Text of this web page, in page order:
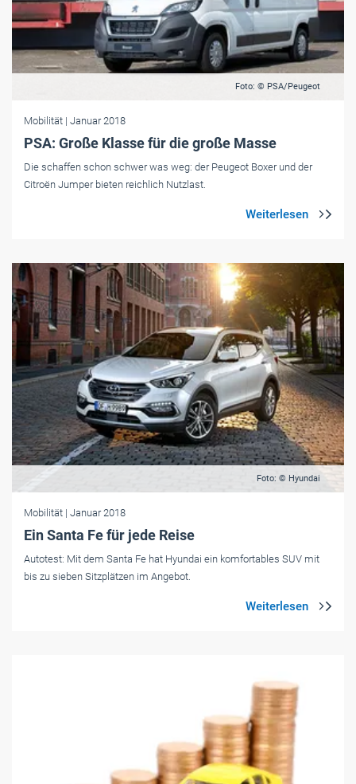
Foto: © PSA/Peugeot
Mobilität | Januar 2018
PSA: Große Klasse für die große Masse
Die schaffen schon schwer was weg: der Peugeot Boxer und der
Citroën Jumper bieten reichlich Nutzlast.
Foto: © Hyundai
Mobilität | Januar 2018
Ein Santa Fe für jede Reise
Autotest: Mit dem Santa Fe hat Hyundai ein komfortables SUV mit
bis zu sieben Sitzplätzen im Angebot.